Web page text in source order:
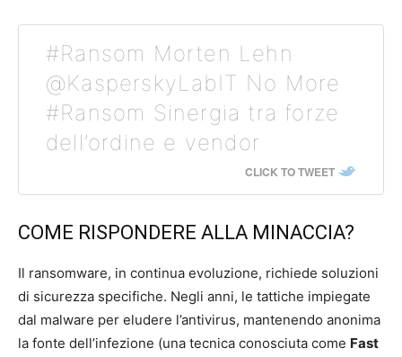
#Ransom Morten Lehn
@KasperskyLabIT No More
#Ransom Sinergia tra forze
dell’ordine e vendor
CLICK TO TWEET
COME RISPONDERE ALLA MINACCIA?
Il ransomware, in continua evoluzione, richiede soluzioni
di sicurezza specifiche. Negli anni, le tattiche impiegate
dal malware per eludere l’antivirus, mantenendo anonima
la fonte dell’infezione (una tecnica conosciuta come Fast